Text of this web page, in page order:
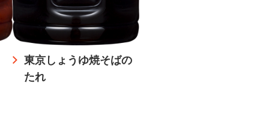
東京しょうゆ焼そばの
たれ